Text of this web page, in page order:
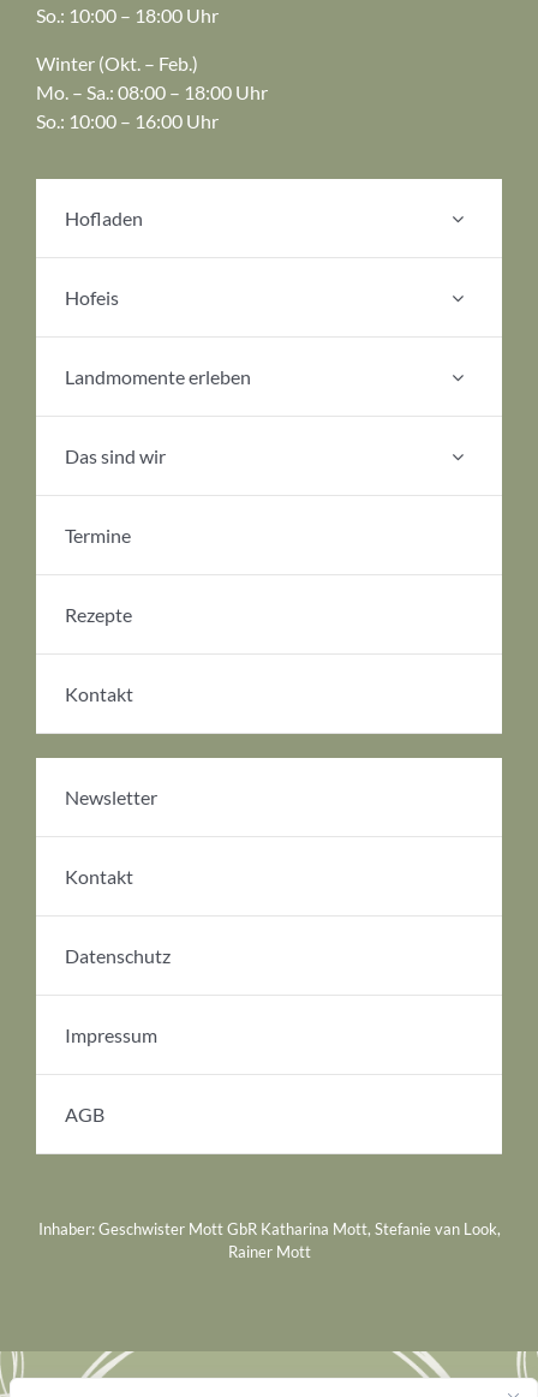
So.: 10:00 – 18:00 Uhr
Winter (Okt. – Feb.)
Mo. – Sa.: 08:00 – 18:00 Uhr
So.: 10:00 – 16:00 Uhr
Hofladen
Hofeis
Landmomente erleben
Das sind wir
Termine
Rezepte
Kontakt
Newsletter
Kontakt
Datenschutz
Impressum
AGB
Inhaber: Geschwister Mott GbR Katharina Mott, Stefanie van Look,
Rainer Mott